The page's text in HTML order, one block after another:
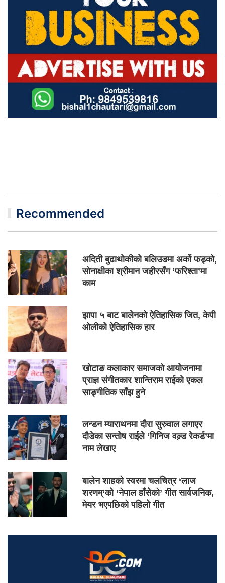
Recommended
अदिती बुढाथोकीको बलिउडमा अर्को फड्को,
सोनाक्षीका श्रीमान जहीरसँग ‘फरिश्ता’मा
काम
झापा ५ बाट बालेनको ऐतिहासिक जित, केपी
ओलीको ऐतिहासिक हार
खोटाङ कलाकार समाजको आयोजनामा
प्राज्ञ संगीतकार शान्तिराम राईको एकल
साङ्गीतिक साँझ हुने
लन्डन म्याराथनमा दौरा सुरुवाल लगाएर
दौडेका सन्तोष राईले ‘गिनिज वल्र्ड रेकर्ड’मा
नाम लेखाए
बालेन शाहको स्वरमा चलचित्र ‘लाज
शरणम्’को ‘नेपाल हाँसेको’ गीत सार्वजनिक,
मेयर भएपछिको पहिलो गीत